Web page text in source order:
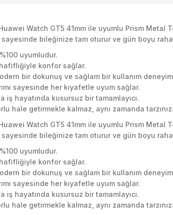
Watch GT5 41mm ile uyumlu Prism Metal
bileğinize tam oturur ve gün boyu
uyumludur.
konfor sağlar.
bir dokunuş ve sağlam bir kullanım
sayesinde her kıyafetle uyum sağlar.
iş hayatında kusursuz bir tamamlayıcı.
hale getirmekle kalmaz, aynı zamanda
Watch GT5 41mm ile uyumlu Prism Metal
bileğinize tam oturur ve gün boyu
uyumludur.
konfor sağlar.
bir dokunuş ve sağlam bir kullanım
sayesinde her kıyafetle uyum sağlar.
iş hayatında kusursuz bir tamamlayıcı.
hale getirmekle kalmaz, aynı zamanda